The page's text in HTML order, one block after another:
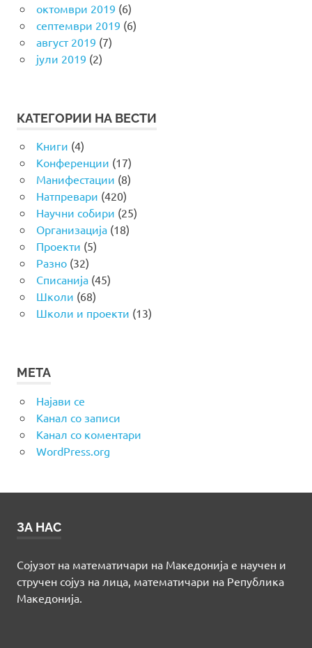
октомври 2019 (6)
септември 2019 (6)
август 2019 (7)
јули 2019 (2)
КАТЕГОРИИ НА ВЕСТИ
Книги (4)
Конференции (17)
Манифестации (8)
Натпревари (420)
Научни собири (25)
Организација(18)
Проекти (5)
Разно(32)
Списанија(45)
Школи (68)
Школи и проекти (13)
МЕТА
Најави се
Канал со записи
Канал со коментари
WordPress.org
ЗА НАС
Сојузот на математичари на Македонија е научен и
стручен сојуз на лица, математичари на Република
Македонија.